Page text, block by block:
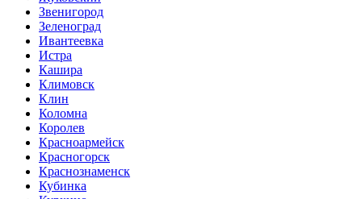
Звенигород
Зеленоград
Ивантеевка
Истра
Кашира
Климовск
Клин
Коломна
Королев
Красноармейск
Красногорск
Краснознаменск
Кубинка